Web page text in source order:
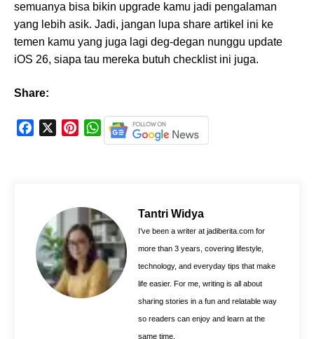
semuanya bisa bikin upgrade kamu jadi pengalaman
yang lebih asik. Jadi, jangan lupa share artikel ini ke
temen kamu yang juga lagi deg-degan nunggu update
iOS 26, siapa tau mereka butuh checklist ini juga.
Share:
k
e
s
t
W
h
A
p
p
Tantri Widya
I’ve been a writer at jadiberita.com for
more than 3 years, covering lifestyle,
technology, and everyday tips that make
life easier. For me, writing is all about
sharing stories in a fun and relatable way
so readers can enjoy and learn at the
same time.